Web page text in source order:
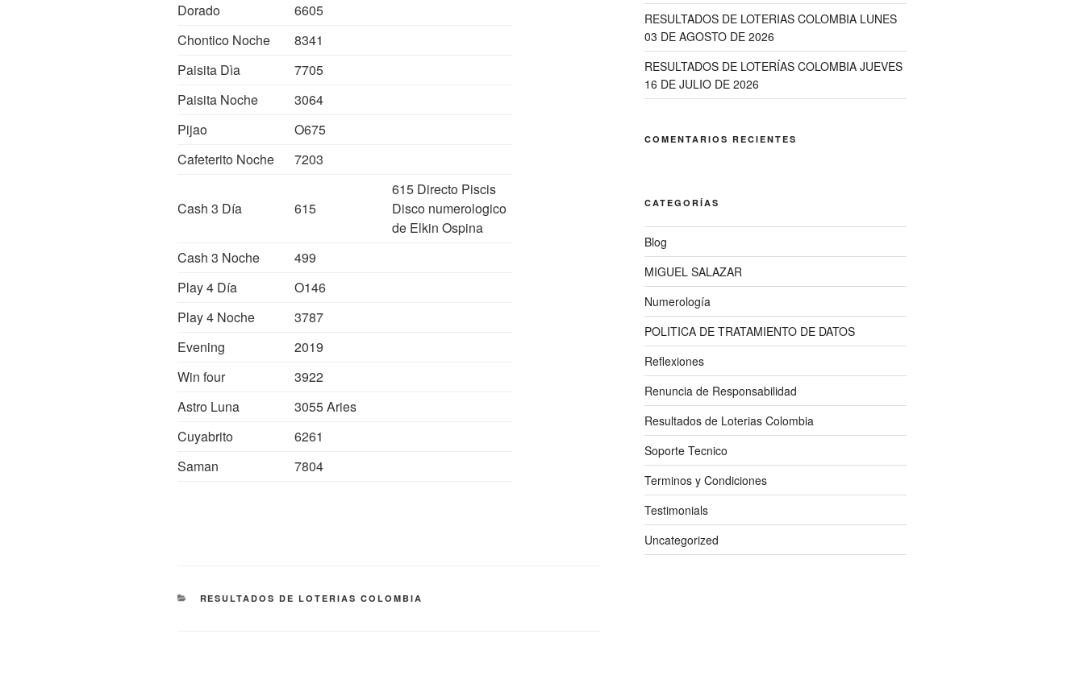
Dorado
6605
Chontico Noche
8341
Paisita Dìa
7705
Paisita Noche
3064
Pijao
O675
Cafeterito Noche
7203
Cash 3 Día 615
615 Directo Piscis
Disco numerologico
de Elkin Ospina
Cash 3 Noche
499
Play 4 Día
O146
Play 4 Noche
3787
Evening
2019
Win four
3922
Astro Luna
3055 Aries
Cuyabrito
6261
Saman
7804
CATEGORÍAS
RESULTADOS DE LOTERIAS COLOMBIA
RESULTADOS DE LOTERIAS COLOMBIA LUNES
03 DE AGOSTO DE 2026
RESULTADOS DE LOTERÍAS COLOMBIA JUEVES
16 DE JULIO DE 2026
COMENTARIOS RECIENTES
CATEGORÍAS
Blog
MIGUEL SALAZAR
Numerología
POLITICA DE TRATAMIENTO DE DATOS
Reflexiones
Renuncia de Responsabilidad
Resultados de Loterias Colombia
Soporte Tecnico
Terminos y Condiciones
Testimonials
Uncategorized